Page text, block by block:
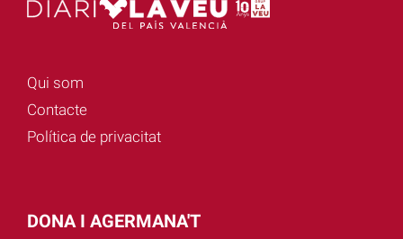
Qui som
Contacte
Política de privacitat
DONA I AGERMANA'T